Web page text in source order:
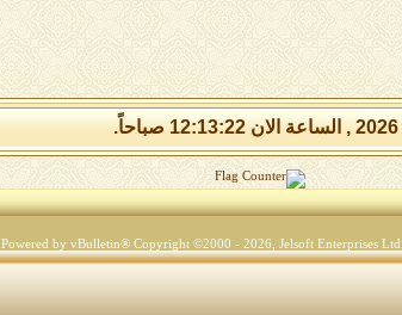
Powered by vBulletin® Copyright ©2000 - 2026, Jelsoft Enterprises Ltd.